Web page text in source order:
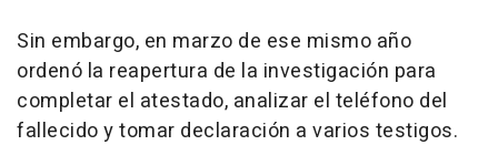
Sin embargo, en marzo de ese mismo año
ordenó la reapertura de la investigación para
completar el atestado, analizar el teléfono del
fallecido y tomar declaración a varios testigos.